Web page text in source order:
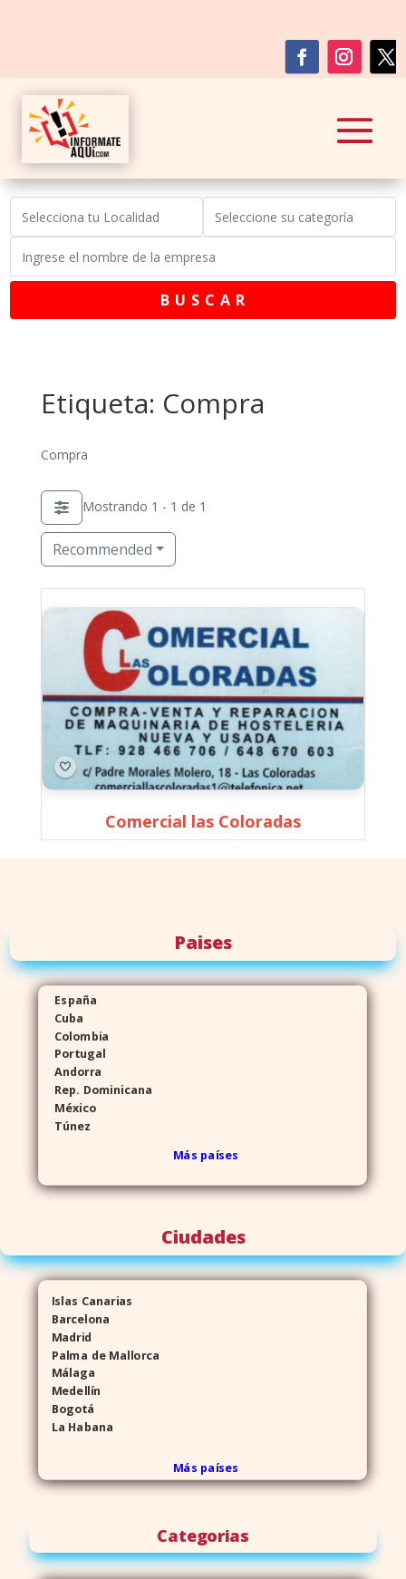
B U S C A R
Etiqueta: Compra
Compra
Mostrando 1 - 1 de 1
Recommended
Comercial las Coloradas
Paises
España
Cuba
Colombia
Portugal
Andorra
Rep. Dominicana
México
Túnez
Más países
Ciudades
Islas Canarias
Barcelona
Madrid
Palma de Mallorca
Málaga
Medellín
Bogotá
La Habana
Más países
Categorias